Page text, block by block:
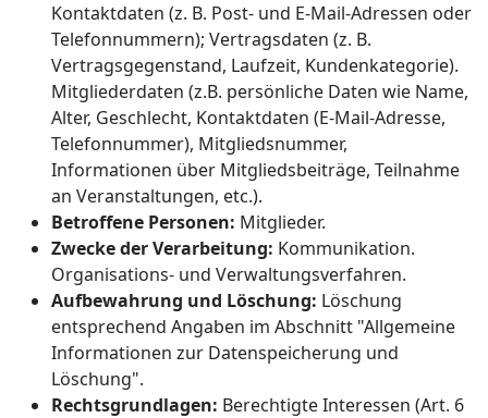
Kontaktdaten (z. B. Post- und E-Mail-Adressen oder
Telefonnummern); Vertragsdaten (z. B.
Vertragsgegenstand, Laufzeit, Kundenkategorie).
Mitgliederdaten (z.B. persönliche Daten wie Name,
Alter, Geschlecht, Kontaktdaten (E-Mail-Adresse,
Telefonnummer), Mitgliedsnummer,
Informationen über Mitgliedsbeiträge, Teilnahme
an Veranstaltungen, etc.).
Betroffene Personen: Mitglieder.
Zwecke der Verarbeitung: Kommunikation.
Organisations- und Verwaltungsverfahren.
Aufbewahrung und Löschung: Löschung
entsprechend Angaben im Abschnitt "Allgemeine
Informationen zur Datenspeicherung und
Löschung".
Rechtsgrundlagen: Berechtigte Interessen (Art. 6